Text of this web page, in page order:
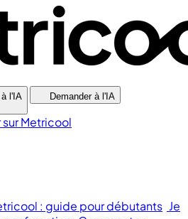
à l'IA
Demander à l'IA
sur Metricool
: guide pour débutants Je